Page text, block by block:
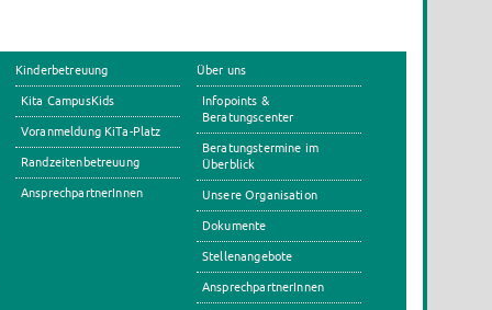
Kinderbetreuung
Kita CampusKids
Voranmeldung KiTa-Platz
Randzeitenbetreuung
AnsprechpartnerInnen
Über uns
Infopoints &
Beratungscenter
Beratungstermine im
Überblick
Unsere Organisation
Dokumente
Stellenangebote
AnsprechpartnerInnen